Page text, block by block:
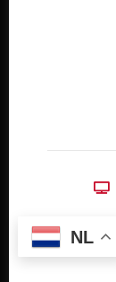
NL